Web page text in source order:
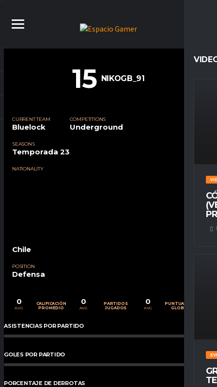
15 NIKOGB_91
CURRENT TEAM
Bluelock
COMPETITIONS
Underground
SEASONS
Temporada 23
NATIONALITY
Chile
POSITION
Defensa
0
AVG
CALIFICACIÓN
PROMEDIO
0
AVG
PARTIDOS
JUGADOS
0
AVG
PUNTUACIÓN
GLOBAL
ASISTENCIAS POR PARTIDO
GOLES POR PARTIDO %
PORCENTAJE DE DERROTAS %